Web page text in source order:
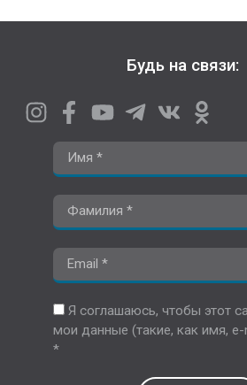
Будь на связи:
Я соглашаюсь, чтобы этот
мои данные (такие, как имя, e-
*